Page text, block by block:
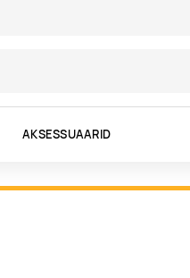
AKSESSUAARID